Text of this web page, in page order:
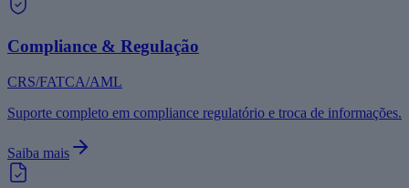
Compliance & Regulação
CRS/FATCA/AML
Suporte completo em compliance regulatório e troca de informações.
Saiba mais